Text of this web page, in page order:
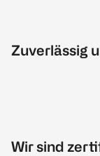
Zuverlässig
Wir sind